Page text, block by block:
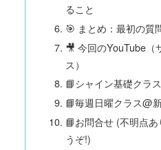
ること
🎯 まとめ：最初の質
🎥 今回のYouTube（
ス）
📘シャイン基礎クラ
📘毎週日曜クラス@
📘お問合せ (不明点
うぞ!)